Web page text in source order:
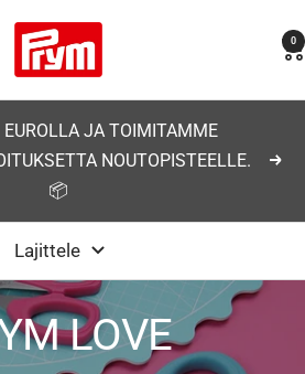
Prym 0
JA TOIMITAMME
NOUTOPISTEELLE.
📦
Lajittele
LOVE